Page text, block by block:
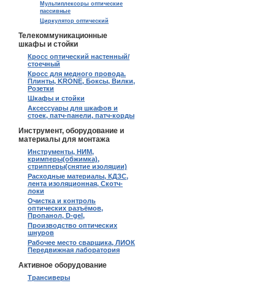
Мультиплексоры оптические
пассивные
Циркулятор оптический
Телекоммуникационные
шкафы и стойки
Кросс оптический настенный/
стоечный
Кросс для медного провода.
Плинты, KRONE, Боксы, Вилки,
Розетки
Шкафы и стойки
Аксессуары для шкафов и
стоек, патч-панели, патч-корды
Инструмент, оборудование и
материалы для монтажа
Инструменты, НИМ,
кримперы(обжимка),
стрипперы(снятие изоляции)
Расходные материалы, КДЗС,
лента изоляционная, Скотч-
локи
Очистка и контроль
оптических разъёмов,
Пропанол, D-gel,
Производство оптических
шнуров
Рабочее место сварщика, ЛИОК
Передвижная лаборатория
Активное оборудование
Трансиверы